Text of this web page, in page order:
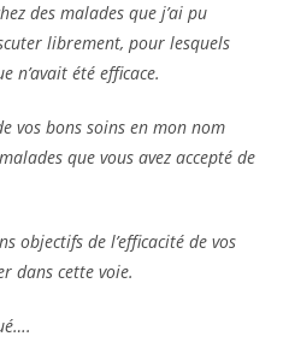
des malades que j’ai pu
librement, pour lesquels
n’avait été efficace.
vos bons soins en mon nom
que vous avez accepté de
objectifs de l’efficacité de vos
dans cette voie.